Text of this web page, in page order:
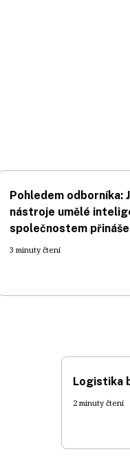
Pohledem odborníka:
nástroje umělé
společnostem
3 minuty čtení
Logistika
2 minuty čtení